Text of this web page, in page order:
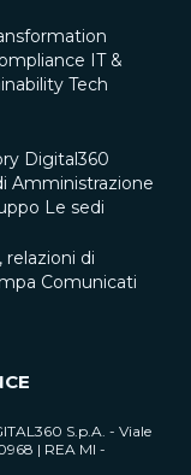
IT &
Tech
Digital360
Amministrazione
Le sedi
relazioni di
Comunicati
S.p.A. - Viale
| REA MI -